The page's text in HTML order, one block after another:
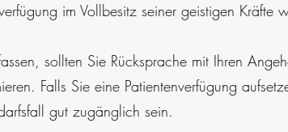
im Vollbesitz seiner geistigen Kräfte
sollten Sie Rücksprache mit Ihren
Falls Sie eine Patientenverfügung
gut zugänglich sein.